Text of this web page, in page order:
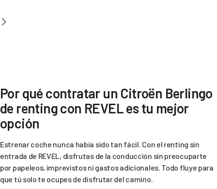
Por qué contratar un Citroën Berlingo
de renting con REVEL es tu mejor
opción
Estrenar coche nunca había sido tan fácil. Con el renting sin
entrada de REVEL, disfrutas de la conducción sin preocuparte
por papeleos, imprevistos ni gastos adicionales. Todo fluye para
que tú solo te ocupes de disfrutar del camino.